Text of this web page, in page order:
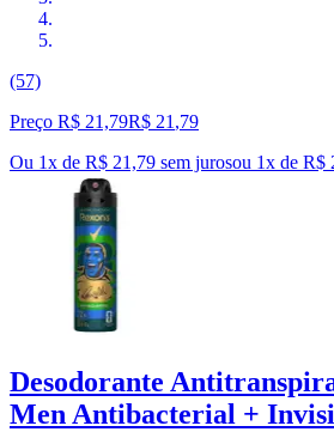
(57)
Preço R$ 21,79R$ 21 ,79
Ou 1x de R$ 21,79 sem jurosou 1x de R$
Desodorante
Men Antibacterial +